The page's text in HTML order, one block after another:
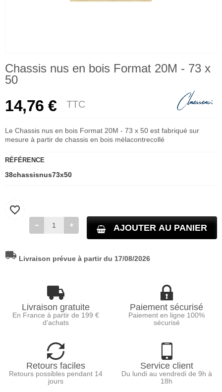
Chassis nus en bois Format 20M - 73 x
50
14,76 € TTC
Le Chassis nus en bois Format 20M - 73 x 50 est fabriqué sur
mesure à partir de chassis en bois mélacontrecollé
RÉFÉRENCE
38chassisnus73x50
AJOUTER AU PANIER
favorite_border
local_shipping Livraison prévue à partir du 17/08/2026
Livraison gratuite
En France à partir de 199 €
d'achats
Paiement sécurisé
Paiement en ligne 100%
sécurisé
Retours faciles
Retours possibles pendant 14
jours
Service client
Du lundi au vendredi de 9h à
18h